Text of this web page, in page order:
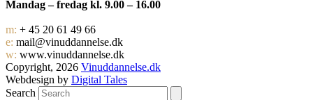
Mandag – fredag kl. 9.00 – 16.00
m: + 45 20 61 49 66
e: mail@vinuddannelse.dk
w: www.vinuddannelse.dk
Copyright, 2026 Vinuddannelse.dk
Webdesign by Digital Tales
Search